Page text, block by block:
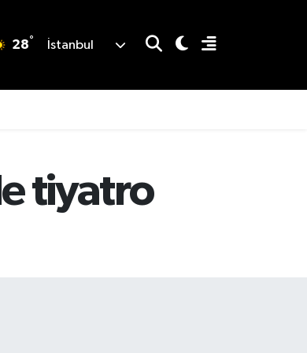
28° İstanbul
tiyatro